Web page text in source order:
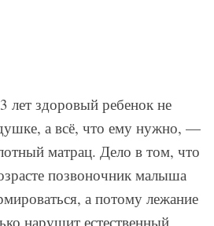
лет здоровый ребенок не
а всё, что ему нужно, —
матрац. Дело в том, что
позвоночник малыша
а потому лежание
нарушит естественный